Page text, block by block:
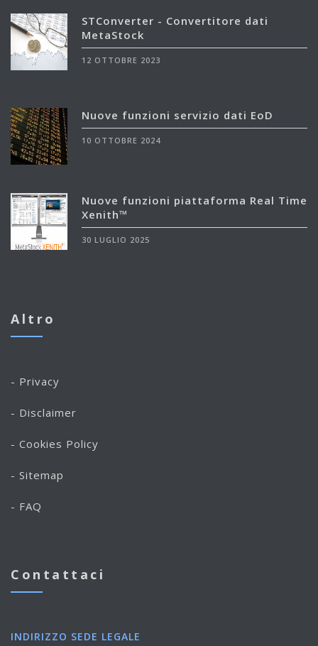
STConverter - Convertitore dati
MetaStock
12 OTTOBRE 2023
Nuove funzioni servizio dati EoD
10 OTTOBRE 2024
Nuove funzioni piattaforma Real Time
Xenith™
30 LUGLIO 2025
Altro
- Privacy
- Disclaimer
- Cookies Policy
- Sitemap
- FAQ
Contattaci
INDIRIZZO SEDE LEGALE